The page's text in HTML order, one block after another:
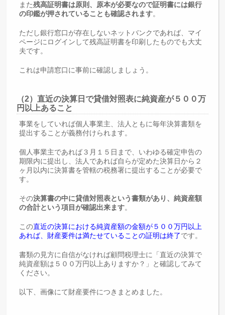
また残高証明書は原則、原本が必要なので証明書には銀行
の印鑑が押されていることも確認されます。
ただし銀行窓口が存在しないネットバンクであれば、マイ
ページにログインして残高証明書を印刷したものでも大丈
夫です。
これは申請窓口に事前に確認しましょう。
（2）直近の決算日で貸借対照表に純資産が５００万
円以上あること
事業をしていれば個人事業主、法人ともに毎年決算書類を
提出することが義務付けられます。
個人事業主であれば３月１５日まで、いわゆる確定申告の
期限内に提出し、法人であれば自らが定めた決算日から２
ヶ月以内に決算書を管轄の税務署に提出することが必要で
す。
その決算書の中に貸借対照表という書類があり、純資産額
の合計という項目が確認出来ます。
この直近の決算における純資産額の金額が５００万円以上
あれば、財産要件は満たせていることの証明は終了です。
書類の見方に自信がなければ顧問税理士に「直近の決算で
純資産額は５００万円以上ありますか？」と確認してみて
ください。
以下、画像にて財産要件につきまとめました。